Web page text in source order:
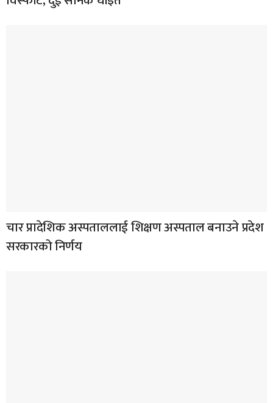
चार प्रादेशिक अस्पताललाई शिक्षण अस्पताल बनाउने प्रदेश
सरकारको निर्णय